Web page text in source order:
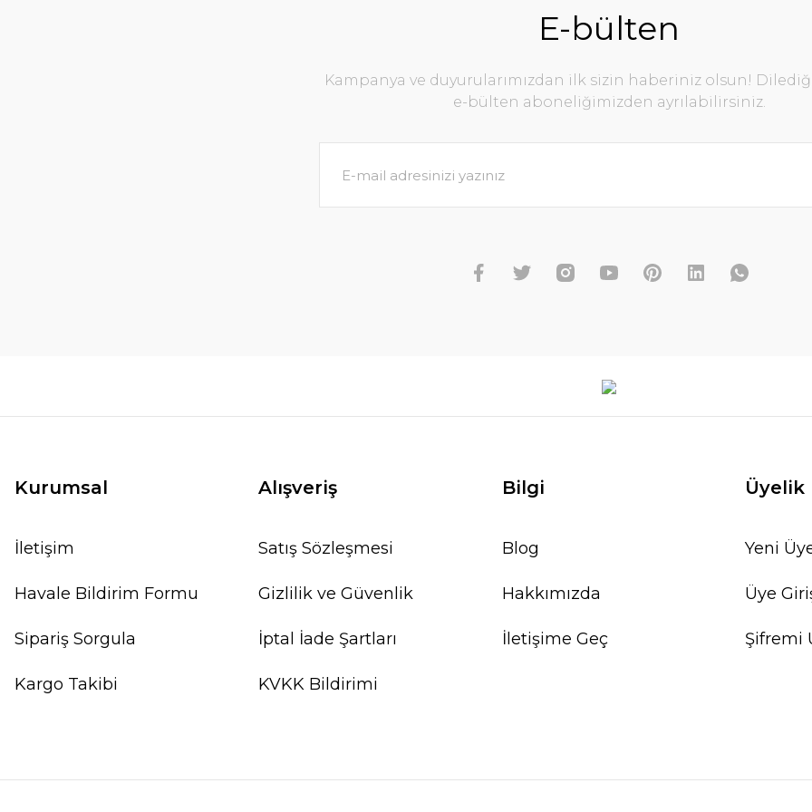
E-bülten
Kampanya ve duyurularımızdan ilk sizin haberiniz olsun!
e-bülten aboneliğimizden ayrılabilirsiniz.
Kurumsal
İletişim
Havale Bildirim Formu
Sipariş Sorgula
Kargo Takibi
Alışveriş
Satış Sözleşmesi
Gizlilik ve Güvenlik
İptal İade Şartları
KVKK Bildirimi
Bilgi
Blog
Hakkımızda
İletişime Geç
Üyelik
Yeni
Üye
Şifremi